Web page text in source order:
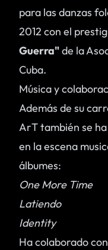
para las danzas
2012 con el
Guerra"de la
Cuba.
Música y
Además de su
ArT también se
en la escena
álbumes:
One More Time
Latiendo
Identity
Ha colaborado